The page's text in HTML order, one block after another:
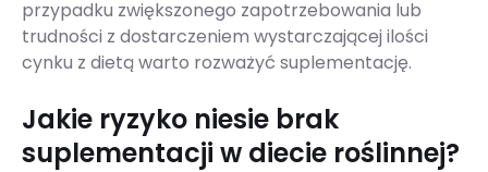
przypadku zwiększonego zapotrzebowania lub
trudności z dostarczeniem wystarczającej ilości
cynku z dietą warto rozważyć suplementację.
Jakie ryzyko niesie brak
suplementacji w diecie roślinnej?